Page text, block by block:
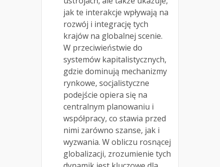
jak te interakcje wpływają na
rozwój i integrację tych
krajów na globalnej scenie.
W przeciwieństwie do
systemów kapitalistycznych,
gdzie dominują mechanizmy
rynkowe, socjalistyczne
podejście opiera się na
centralnym planowaniu i
współpracy, co stawia przed
nimi zarówno szanse, jak i
wyzwania. W obliczu rosnącej
globalizacji, zrozumienie tych